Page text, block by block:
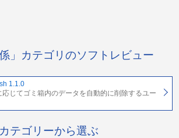
」カテゴリのソフトレビュー
1.1.0
じてゴミ箱内のデータを自動的に削除するユー
カテゴリーから選ぶ